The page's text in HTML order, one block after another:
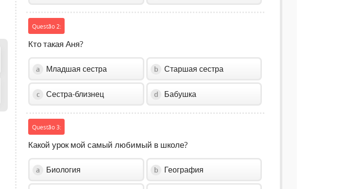
Questão 2:
Кто такая Аня?
a Младшая сестра b Старшая сестра
c Сестра-близнец d Бабушка
Questão 3:
Какой урок мой самый любимый в школе?
a Биология b География